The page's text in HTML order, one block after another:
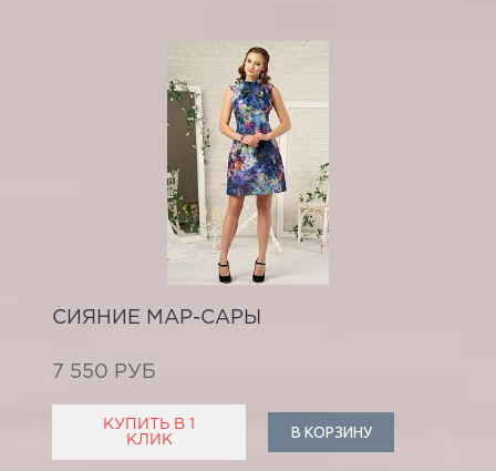
СИЯНИЕ МАР-САРЫ
7 550 РУБ
КУПИТЬ В 1
КЛИК
В КОРЗИНУ